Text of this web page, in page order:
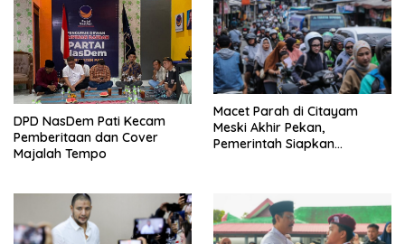
DPD NasDem Pati Kecam
Pemberitaan dan Cover
Majalah Tempo
Macet Parah di Citayam
Meski Akhir Pekan,
Pemerintah Siapkan